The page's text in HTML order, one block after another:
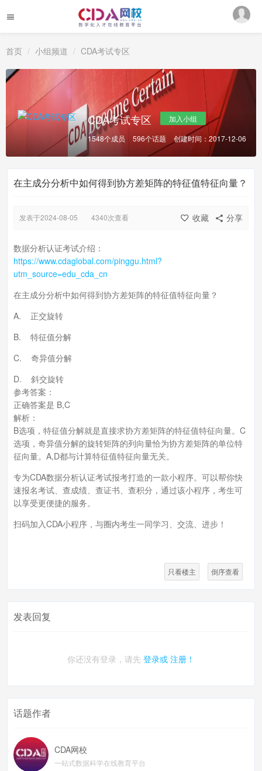
首页 小组频道 CDA考试专区
CDA考试专区
加入小组
1548个成员
596个话题 创建时间：2017-12-06
在主成分分析中如何得到协方差矩阵的特征值特征向量？
分享
收藏
发表于2024-08-05 4340次查看
数据分析认证考试介绍：
https://www.cdaglobal.com/pinggu.html?
utm_source=edu_cda_cn
在主成分分析中如何得到协方差矩阵的特征值特征向量？
A. 正交旋转
B. 特征值分解
C. 奇异值分解
D. 斜交旋转
参考答案：
正确答案是 B,C
解析：
B选项，特征值分解就是直接求协方差矩阵的特征值特征向量。C
选项，奇异值分解的旋转矩阵的列向量恰为协方差矩阵的单位特
征向量。A,D都与计算特征值特征向量无关。
专为CDA数据分析认证考试报考打造的一款小程序。可以帮你快
速报名考试、查成绩、查证书、查积分，通过该小程序，考生可
以享受更便捷的服务。
扫码加入CDA小程序，与圈内考生一同学习、交流、进步！
只看楼主 倒序查看
发表回复
你还没有登录，请先 登录或 注册！
话题作者
CDA网校
一站式数据科学在线教育平台